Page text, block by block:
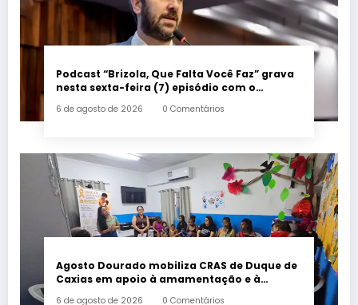
Podcast “Brizola, Que Falta Você Faz” grava
nesta sexta-feira (7) episódio com o
6 de agosto de 2026 0 Comentários
Agosto Dourado mobiliza CRAS de Duque de
Caxias em apoio à amamentação e à
6 de agosto de 2026 0 Comentários